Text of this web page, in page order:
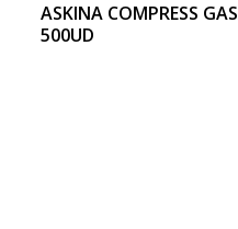
ASKINA COMPRESS
500UD